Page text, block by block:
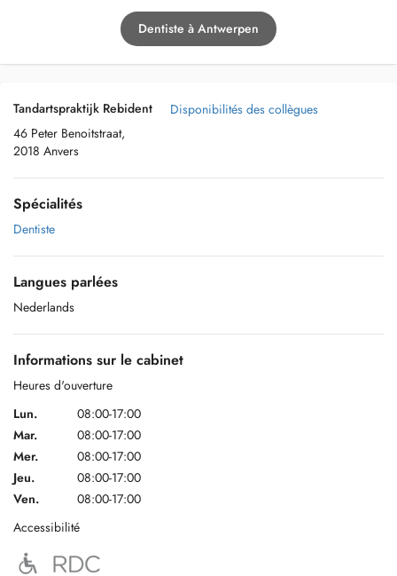
Dentiste à Antwerpen
Tandartspraktijk Rebident
46 Peter Benoitstraat,
2018 Anvers
Disponibilités des collègues
Spécialités
Dentiste
Langues parlées
Nederlands
Informations sur le cabinet
Heures d'ouverture
Lun.
08:00-17:00
Mar.
08:00-17:00
Mer.
08:00-17:00
Jeu.
08:00-17:00
Ven.
08:00-17:00
Accessibilité